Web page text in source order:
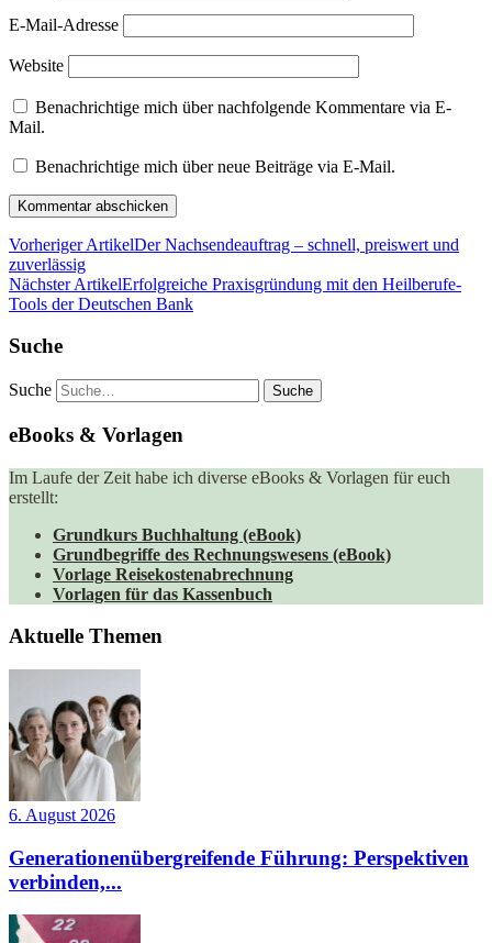
E-Mail-Adresse
Website
Benachrichtige mich über nachfolgende Kommentare via E-
Mail.
Benachrichtige mich über neue Beiträge via E-Mail.
Vorheriger ArtikelDer Nachsendeauftrag – schnell, preiswert und
zuverlässig
Nächster ArtikelErfolgreiche Praxisgründung mit den Heilberufe-
Tools der Deutschen Bank
Suche
Suche
eBooks & Vorlagen
Im Laufe der Zeit habe ich diverse eBooks & Vorlagen für euch
erstellt:
Grundkurs Buchhaltung (eBook)
Grundbegriffe des Rechnungswesens (eBook)
Vorlage Reisekostenabrechnung
Vorlagen für das Kassenbuch
Aktuelle Themen
6. August 2026
Generationenübergreifende Führung: Perspektiven
verbinden,...